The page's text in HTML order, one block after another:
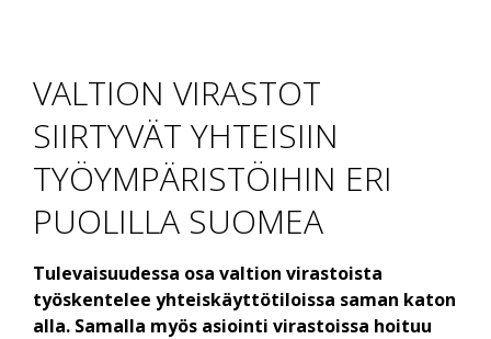
VALTION VIRASTOT
SIIRTYVÄT YHTEISIIN
TYÖYMPÄRISTÖIHIN ERI
PUOLILLA SUOMEA
Tulevaisuudessa osa valtion virastoista
työskentelee yhteiskäyttötiloissa saman katon
alla. Samalla myös asiointi virastoissa hoituu